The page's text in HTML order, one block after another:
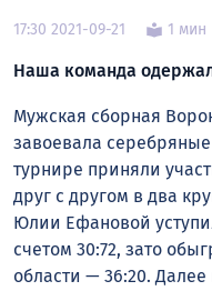
17:30 2021-09-21 1 мин
Наша команда
Мужская сборная
завоевала
турнире приняли
друг с другом в два
Юлии Ефановой
счетом 30:72, зато
области — 36:20.